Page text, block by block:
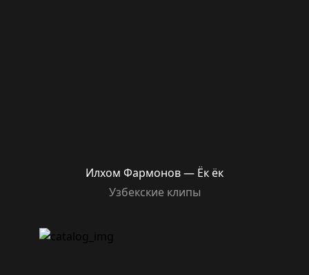
Илхом Фармонов — Ёк ёк
Узбекские клипы